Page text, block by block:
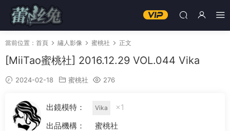
當前位置： 首頁 繡人影像 蜜桃社 正文
[MiiTao蜜桃社] 2016.12.29 VOL.044 Vika
2024-02-18 蜜桃社 276
出鏡模特： Vika
×1
出品機構：
蜜桃社